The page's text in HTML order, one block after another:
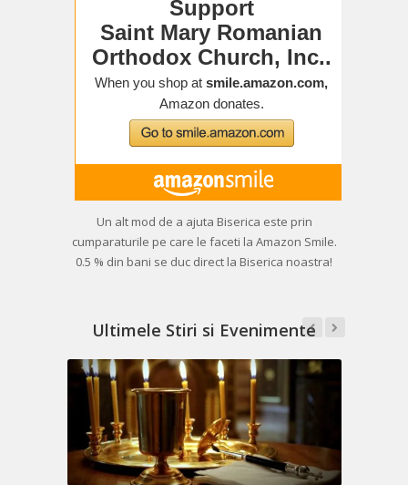
Un alt mod de a ajuta Biserica este prin
cumparaturile pe care le faceti la Amazon Smile.
0.5 % din bani se duc direct la Biserica noastra!
Ultimele Stiri si Evenimente